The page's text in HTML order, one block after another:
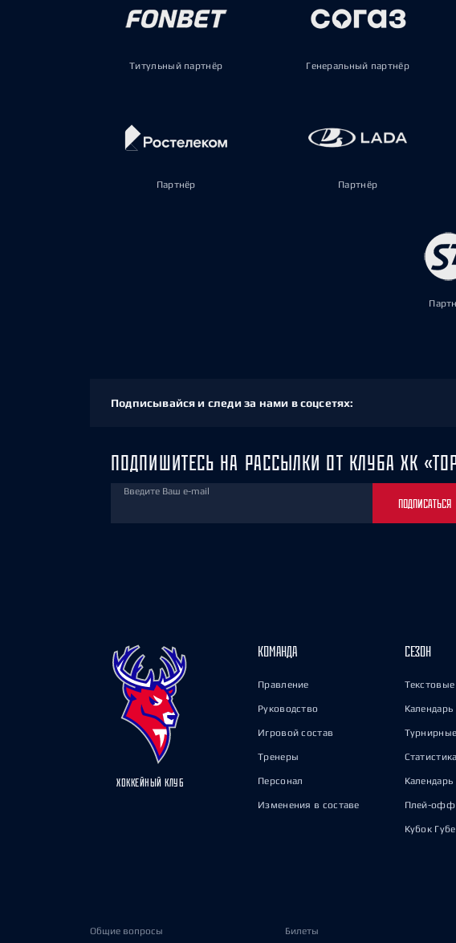
Титульный партнёр Генеральный партнёр
Партнёр Партнёр
Подписывайся и следи за нами в соцсетях:
ПОДПИШИТЕСЬ НА РАССЫЛКИ ОТ КЛУБА ХК
Введите Ваш e-mail
ПОДПИСАТЬСЯ
ХОККЕЙНЫЙ КЛУБ
КОМАНДА
Правление
Руководство
Игровой состав
Тренеры
Персонал
Изменения в составе
СЕЗОН
Календарь
Плей-офф
Кубок
Общие вопросы Билеты